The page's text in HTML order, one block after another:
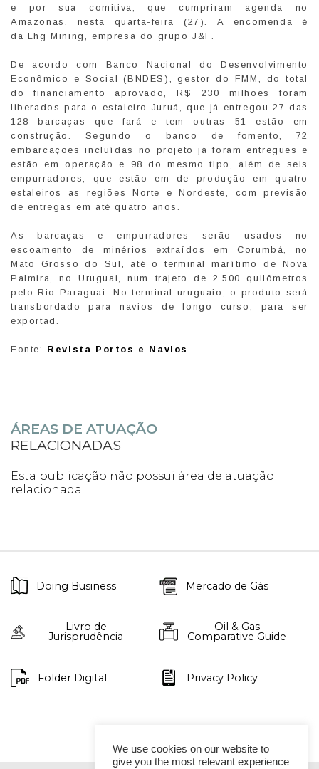
e por sua comitiva, que cumpriram agenda no
Amazonas, nesta quarta-feira (27). A encomenda é
da Lhg Mining, empresa do grupo J&F.
De acordo com Banco Nacional do Desenvolvimento
Econômico e Social (BNDES), gestor do FMM, do total
do financiamento aprovado, R$ 230 milhões foram
liberados para o estaleiro Juruá, que já entregou 27 das
128 barcaças que fará e tem outras 51 estão em
construção. Segundo o banco de fomento, 72
embarcações incluídas no projeto já foram entregues e
estão em operação e 98 do mesmo tipo, além de seis
empurradores, que estão em de produção em quatro
estaleiros as regiões Norte e Nordeste, com previsão
de entregas em até quatro anos.
As barcaças e empurradores serão usados no
escoamento de minérios extraídos em Corumbá, no
Mato Grosso do Sul, até o terminal marítimo de Nova
Palmira, no Uruguai, num trajeto de 2.500 quilômetros
pelo Rio Paraguai. No terminal uruguaio, o produto será
transbordado para navios de longo curso, para ser
exportad.
Fonte: Revista Portos e Navios
ÁREAS DE ATUAÇÃO
RELACIONADAS
Esta publicação não possui área de atuação
relacionada
Doing Business Mercado de Gás
Livro de
Jurisprudência
Oil & Gas
Comparative Guide
Folder Digital Privacy Policy
We use cookies on our website to
give you the most relevant experience